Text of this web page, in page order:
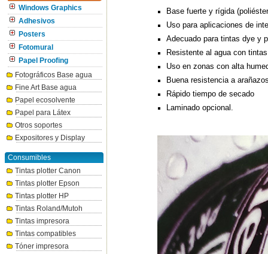
Windows Graphics
Adhesivos
Posters
Fotomural
Papel Proofing
Fotográficos Base agua
Fine Art Base agua
Papel ecosolvente
Papel para Látex
Otros soportes
Expositores y Display
Consumibles
Tintas plotter Canon
Tintas plotter Epson
Tintas plotter HP
Tintas Roland/Mutoh
Tintas impresora
Tintas compatibles
Tóner impresora
Base fuerte y rígida
Uso para aplicaciones de
Adecuado para tintas dye y
Resistente al agua con
Uso en zonas con alta
Buena resistencia a
Rápido tiempo de secado
Laminado opcional.